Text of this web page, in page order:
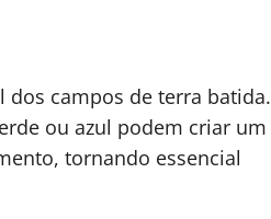
dos campos de terra batida.
ou azul podem criar um
tornando essencial